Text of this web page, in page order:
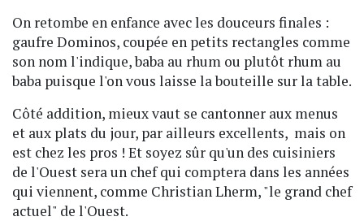
On retombe en enfance avec les douceurs finales :
gaufre Dominos, coupée en petits rectangles comme
son nom l'indique, baba au rhum ou plutôt rhum au
baba puisque l'on vous laisse la bouteille sur la table.
Côté addition, mieux vaut se cantonner aux menus
et aux plats du jour, par ailleurs excellents, mais on
est chez les pros ! Et soyez sûr qu'un des cuisiniers
de l'Ouest sera un chef qui comptera dans les années
qui viennent, comme Christian Lherm, "le grand chef
actuel" de l'Ouest.